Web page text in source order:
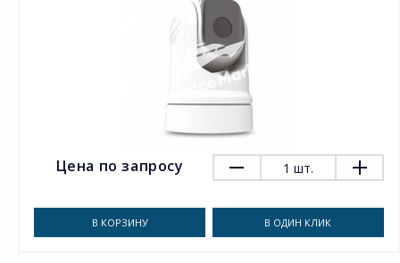
Цена по запросу 1 шт.
В КОРЗИНУ В ОДИН КЛИК